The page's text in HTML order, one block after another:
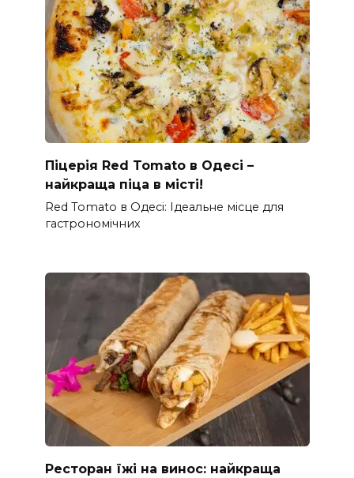
Піцерія Red Tomato в Одесі –
найкраща піца в місті!
Red Tomato в Одесі: Ідеальне місце для
гастрономічних
Ресторан їжі на винос: найкраща